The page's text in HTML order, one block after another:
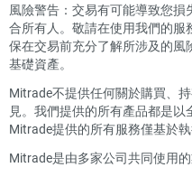
風險警告：交易有可能導致您
合所有人。敬請在使用我們的
保在交易前充分了解所涉及的
基礎資產。
Mitrade不提供任何關於購買、
見。我們提供的所有產品都是以
Mitrade提供的所有服務僅基於執
Mitrade是由多家公司共同使用